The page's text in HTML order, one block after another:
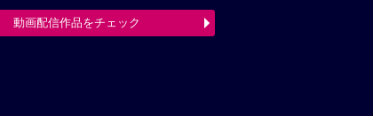
動画配信作品をチェック